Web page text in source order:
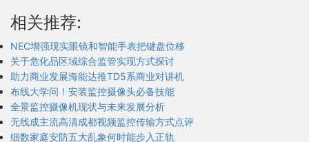
相关推荐:
NEC增强现实眼镜和智能手表把键盘位移
关于危化品区域综合监管实现方式探讨
助力商业发展海能达推TD5系商业对讲机
布线大学问！安装监控摄像头必备技能
全景监控摄像机现状与未来发展分析
无线成主流高清成都视频监控传输方式点评
细数家庭安防五大乱象何时能步入正轨